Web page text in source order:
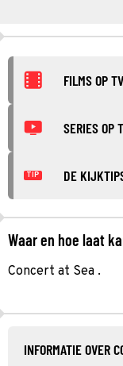
FILMS OP TV
SERIES OP
TIP DE
Waar en hoe laat
Concert at Sea .
INFORMATIE OVER